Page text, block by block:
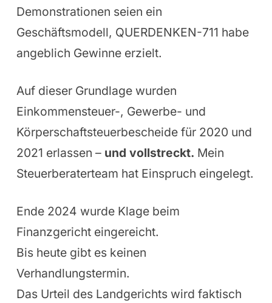
Demonstrationen seien ein
Geschäftsmodell, QUERDENKEN-711 habe
angeblich Gewinne erzielt.
Auf dieser Grundlage wurden
Einkommensteuer-, Gewerbe- und
Körperschaftsteuerbescheide für 2020 und
2021 erlassen – und vollstreckt. Mein
Steuerberaterteam hat Einspruch eingelegt.
Ende 2024 wurde Klage beim
Finanzgericht eingereicht.
Bis heute gibt es keinen
Verhandlungstermin.
Das Urteil des Landgerichts wird faktisch